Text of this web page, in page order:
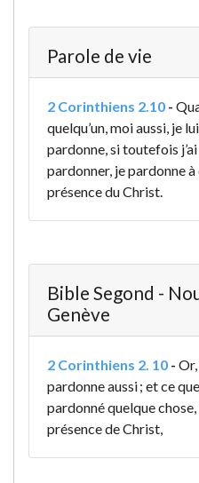
Parole de vie
2 Corinthiens 2.10 -
quelqu’un, moi aussi, je
pardonne, si toutefois
pardonner, je pardonne à
présence du Christ.
Bible Segond -
Genève
2 Corinthiens 2. 10 -
pardonne aussi ; et ce
pardonné quelque chose,
présence de Christ,